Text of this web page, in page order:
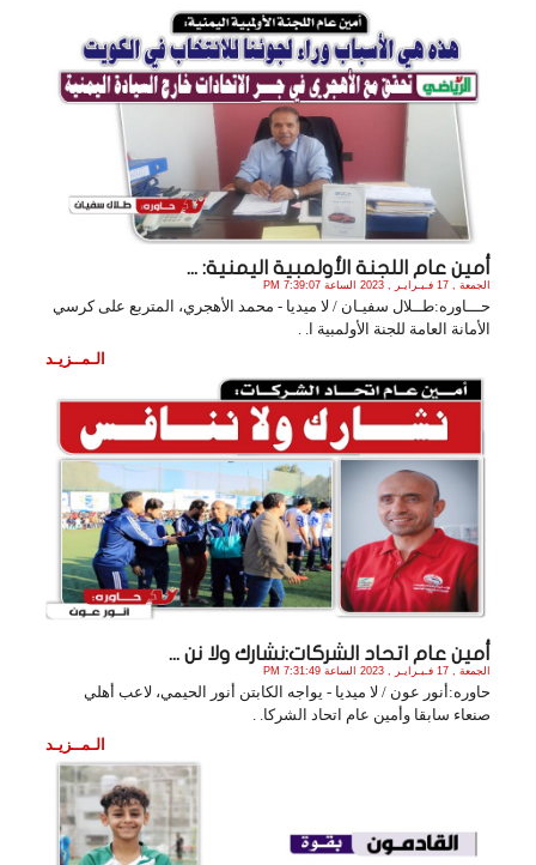
أمين عام اللجنة الأولمبية اليمنية: ...
الجمعة , 17 فـبـرايـر , 2023 الساعة 7:39:07 PM
حـــاوره:طــلال سفيـان / لا ميديا - محمد الأهجري، المتربع على كرسي
الأمانة العامة للجنة الأولمبية ا. .
الـمــزيـد
أمين عام اتحاد الشركات:نشارك ولا نن ...
الجمعة , 17 فـبـرايـر , 2023 الساعة 7:31:49 PM
حاوره:أنور عون / لا ميديا - يواجه الكابتن أنور الحيمي، لاعب أهلي
صنعاء سابقا وأمين عام اتحاد الشركا. .
الـمــزيـد